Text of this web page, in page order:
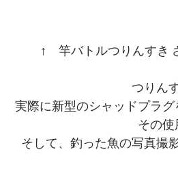
↑　竿バトルつりんすき
つりん
実際に新型のシャッドプラ
その
そして、釣った魚の写真撮